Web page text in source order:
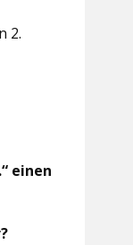
2.
einen